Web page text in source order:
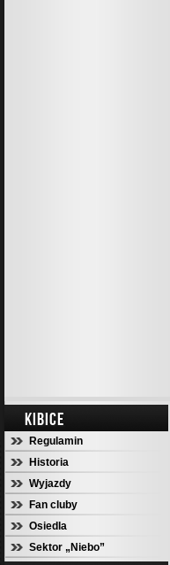
KIBICE
Regulamin
Historia
Wyjazdy
Fan cluby
Osiedla
Sektor „Niebo”